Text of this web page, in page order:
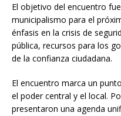
El objetivo del encuentro
municipalismo para el
énfasis en la crisis de
pública, recursos para los
de la confianza ciudadana.
El encuentro marca un
el poder central y el local.
presentaron una agenda